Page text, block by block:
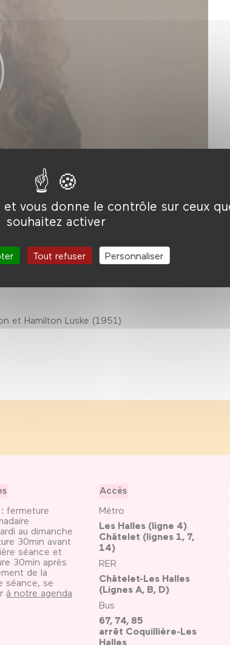
vous donne le contrôle sur ceux
souhaitez activer
Tout refuser Personnaliser
entre le cru et le cuit», la
entre le goût et le toucher. Au bord de
et dessert. Au programme : des œufs, des
et Hamilton Luske (1951)
fermeture
au dimanche
30min avant
séance et
30min après
de la
séance, se
à notre agenda
Accès
Métro
Les Halles (ligne 4)
Châtelet (lignes 1, 7,
14)
RER
Châtelet-Les Halles
(Lignes A, B, D)
Bus
67, 74, 85
arrêt Coquillière-Les
Halles